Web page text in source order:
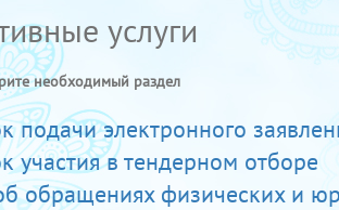
услуги
необходимый раздел
подачи электронного
участия в тендерном отборе
обращениях физических и